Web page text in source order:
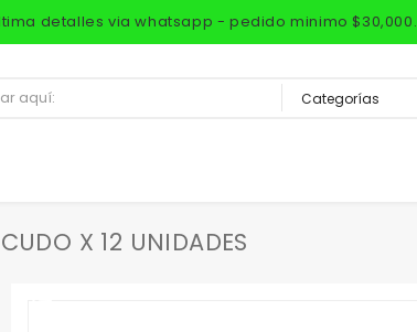
detalles via whatsapp - pedido minimo $30,000.
X 12 UNIDADES